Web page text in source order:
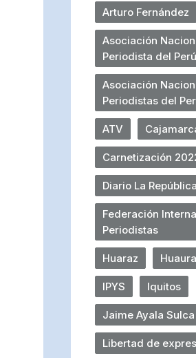
Arturo Fernández
Asociación
Periodista del Perú
Asociación
Periodistas del
ATV
Carnetización
Diario La República
Federación
Periodistas
Huaraz Huaura
IPYS Iquitos
Jaime Ayala Sulca
Libertad de